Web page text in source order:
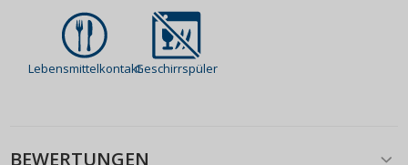
LebensmittelkontaktGeschirrspüler
BEWERTUNGEN